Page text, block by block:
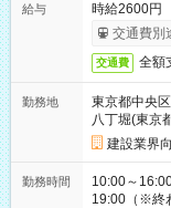
給与
時給2600円
交通費別
交通費 全額
勤務地
東京都中央区
八丁堀(東京
建設業界
勤務時間
10:00～
19:00（※終